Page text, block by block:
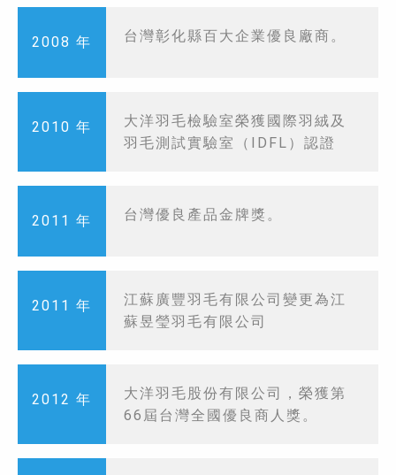
2008 年 台灣彰化縣百大企業優良廠商。
2010 年
大洋羽毛檢驗室榮獲國際羽絨及
羽毛測試實驗室（IDFL）認證
2011 年 台灣優良產品金牌獎。
2011 年
江蘇廣豐羽毛有限公司變更為江
蘇昱瑩羽毛有限公司
2012 年
大洋羽毛股份有限公司，榮獲第
66屆台灣全國優良商人獎。